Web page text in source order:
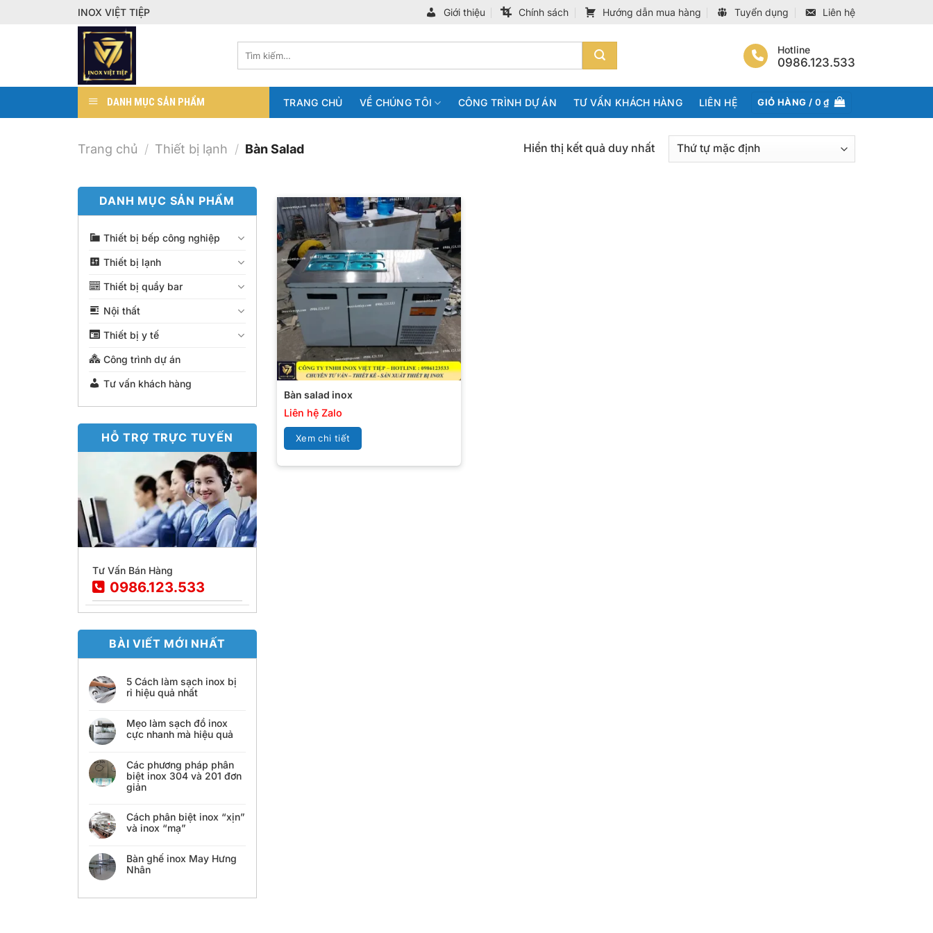
INOX VIỆT TIỆP Giới thiệu Chính sách Hướng dẫn mua hàng Tuyển dụng Liên hệ
kiếm:
Hotline
0986.123.533
DANH MỤC SẢN PHẨM TRANG CHỦ VỀ CHÚNG TÔI CÔNG TRÌNH DỰ ÁN TƯ VẤN KHÁCH HÀNG LIÊN HỆ GIỎ HÀNG / 0₫
Trang chủ / Thiết bị lạnh / Bàn Salad Hiển thị kết quả duy nhất
DANH MỤC SẢN PHẨM
Thiết bị bếp công nghiệp
Thiết bị lạnh
Thiết bị quầy bar
Nội thất
Thiết bị y tế
Công trình dự án
Tư vấn khách hàng
HỖ TRỢ TRỰC TUYẾN
Tư Vấn Bán Hàng
0986.123.533
BÀI VIẾT MỚI NHẤT
5 Cách làm sạch inox bị
rỉ hiệu quả nhất
Mẹo làm sạch đồ inox
cực nhanh mà hiệu quả
Các phương pháp phân
biệt inox 304 và 201 đơn
giản
Cách phân biệt inox “xịn”
và inox “mạ”
Bàn ghế inox May Hưng
Nhân
Bàn salad inox
Liên hệ Zalo
Xem chi tiết